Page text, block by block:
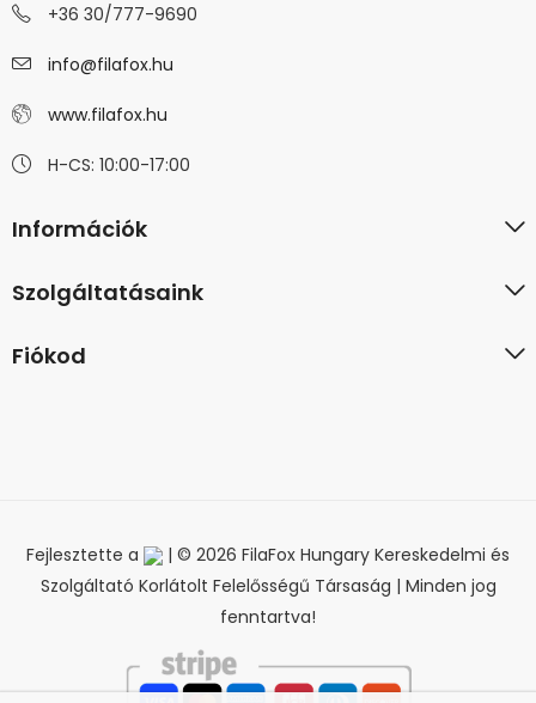
+36 30/777-9690
info@filafox.hu
www.filafox.hu
H-CS: 10:00-17:00
Információk
Szolgáltatásaink
Fiókod
Fejlesztette a
| © 2026 FilaFox Hungary Kereskedelmi és
Szolgáltató Korlátolt Felelősségű Társaság | Minden jog
fenntartva!